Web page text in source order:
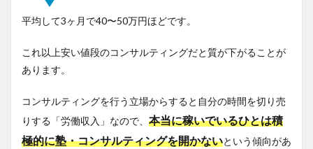
平均して3ヶ月で40〜50万円ほどです。
これ以上安い値段のコンサルティングだと質が下がることが
あります。
コンサルティングを行う立場からすると自分の時間を切り売
りする「労働収入」なので、 本当に稼いでいるひとは積
極的に塾・コンサルティングを開かないという傾向があ